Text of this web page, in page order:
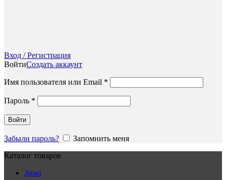
Вход / Регистрация
ВойтиСоздать аккаунт
Имя пользователя или Email *
Пароль *
Войти
Забыли пароль?
Запомнить меня
Каталог товаров
Зима